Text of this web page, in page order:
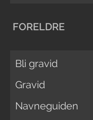
FORELDRE
Bli gravid
Gravid
Navneguiden